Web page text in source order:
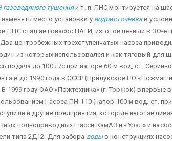
тушенияи т. п. ПНС монтируется на
место установки у водоисточникав
ППС стал автонасос НАТИ, изготовленный в ЗО-е
центробежных трехступенчатых насоса
из которых использовался и как тяговый для
подача до 100 л/с при напоре 60 м вод, ст.
в до 1990 года в СССР (Прилукское ПО
1999 году ОАО «Пожтехника» (г. Торжок) впервые
насоса ПН-110 (напор 100 м вод. ст.
и другие предприятия, которые
полноприводных шасси КамАЗ и «Урал» и
типа 2Д12. Для забора водыв конструкциях